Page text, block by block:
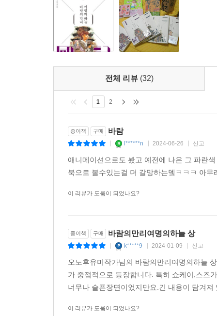
0#마성의 아이
‘십이국기’ 시리즈의 프리퀄이라 할 수 있는 『마
1#달의 그림자 그림자의 바다
‘십이국기’ 시리즈의 서막을 알리는 작품이다.
미숙한 기린이 왕을 선택하는 과정을 담은 십이
봉산의 모습이 그려져 있다.
3#동의 해신 서의 창해
●‘십이국기’ 시리즈의 특징
치밀한 세계관과 매력적인 캐릭터, 깊이 있는
20여 년이 훌쩍 지났지만 ‘십이국기’에 대한 성
엘릭시르의 ‘십이국기’ 시리즈는 신초샤 신장
원고를 번역 출간한다. 미즈노 료의 『로도스도
판타지 소설 대표 일러스트 작가로 일컬어지는
수 있도록 권두에 컬러 브로마이드로 넣었다.
기반의 이세계(異世界)를 무대로 한 판타지 작품
전체 리뷰 (32)
1 2
종이책 구매 바람
l******n 2024-06-26 신고
애니메이션으로도 봤고 예전에 나온 그 파란
북으로 볼수있는걸 더 갈망하는뎈ㅋㅋㅋ 아
이 리뷰가 도움이 되었나요?
종이책 구매 바람의만리여명의하늘 상
k*****9 2024-01-09 신고
오노후유미작가님의 바람의만리여명의하늘
가 중점적으로 등장합니다. 특히 쇼케이,스즈
너무나 슬픈장면이었지만요.긴 내용이 담겨
이 리뷰가 도움이 되었나요?